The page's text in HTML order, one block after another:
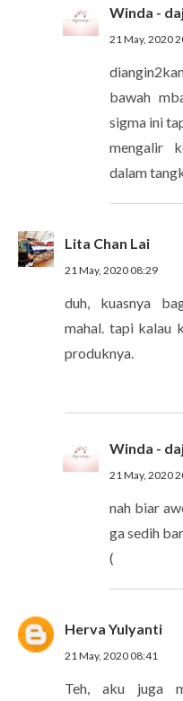
Winda -
21 May, 2020
bawah
sigma ini
mengalir
dalam
Lita Chan Lai
21 May, 2020 08:29
duh, kuasnya
mahal. tapi kalau
produknya.
Winda -
21 May, 2020
nah biar
ga sedih
(
Herva Yulyanti
21 May, 2020 08:41
Teh, aku juga